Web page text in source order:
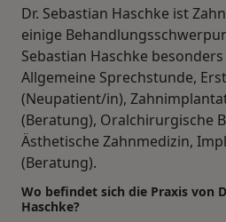
Dr. Sebastian Haschke ist
einige
Sebastian Haschke
Allgemeine Sprechstunde,
(Neupatient/in),
(Beratung), Oralchirurgische
Ästhetische Zahnmedizin,
(Beratung).
Wo befindet sich die Praxis von
Haschke?